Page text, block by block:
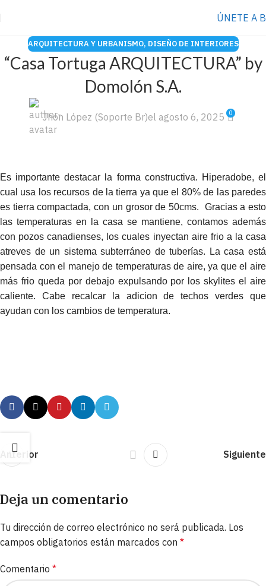
ÚNETE A
ARQUITECTURA Y URBANISMO, DISEÑO DE INTERIORES
“Casa Tortuga ARQUITECTURA” by
Domolón S.A.
Jhon López (Soporte Br)el agosto 6, 2025 0
Es importante destacar la forma constructiva. Hiperadobe, el
cual usa los recursos de la tierra ya que el 80% de las paredes
es tierra compactada, con un grosor de 50cms.
Gracias a esto
las temperaturas en la casa se mantiene, contamos además
con pozos canadienses, los cuales inyectan aire frio a la casa
atreves de un sistema subterráneo de tuberías. La casa está
pensada con el manejo de temperaturas de aire, ya que el aire
más frio queda por debajo expulsando por los skylites el aire
caliente. Cabe recalcar la adicion de techos verdes que
ayudan con los cambios de temperatura.
Anterior Siguiente
Deja un comentario
Tu dirección de correo electrónico no será publicada. Los
campos obligatorios están marcados con *
Comentario *